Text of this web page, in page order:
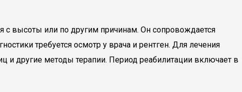
с высоты или по другим причинам. Он сопровождается
требуется осмотр у врача и рентген. Для лечения
другие методы терапии. Период реабилитации включает в